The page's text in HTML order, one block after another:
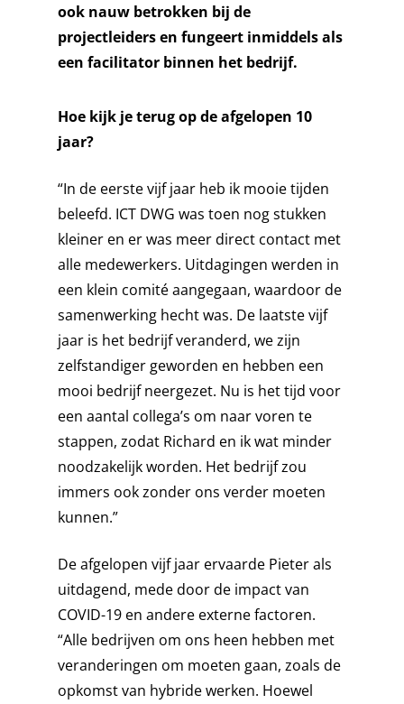
ook nauw betrokken bij de
projectleiders en fungeert inmiddels als
een facilitator binnen het bedrijf.
Hoe kijk je terug op de afgelopen 10
jaar?
“In de eerste vijf jaar heb ik mooie tijden
beleefd. ICT DWG was toen nog stukken
kleiner en er was meer direct contact met
alle medewerkers. Uitdagingen werden in
een klein comité aangegaan, waardoor de
samenwerking hecht was. De laatste vijf
jaar is het bedrijf veranderd, we zijn
zelfstandiger geworden en hebben een
mooi bedrijf neergezet. Nu is het tijd voor
een aantal collega’s om naar voren te
stappen, zodat Richard en ik wat minder
noodzakelijk worden. Het bedrijf zou
immers ook zonder ons verder moeten
kunnen.”
De afgelopen vijf jaar ervaarde Pieter als
uitdagend, mede door de impact van
COVID-19 en andere externe factoren.
“Alle bedrijven om ons heen hebben met
veranderingen om moeten gaan, zoals de
opkomst van hybride werken. Hoewel